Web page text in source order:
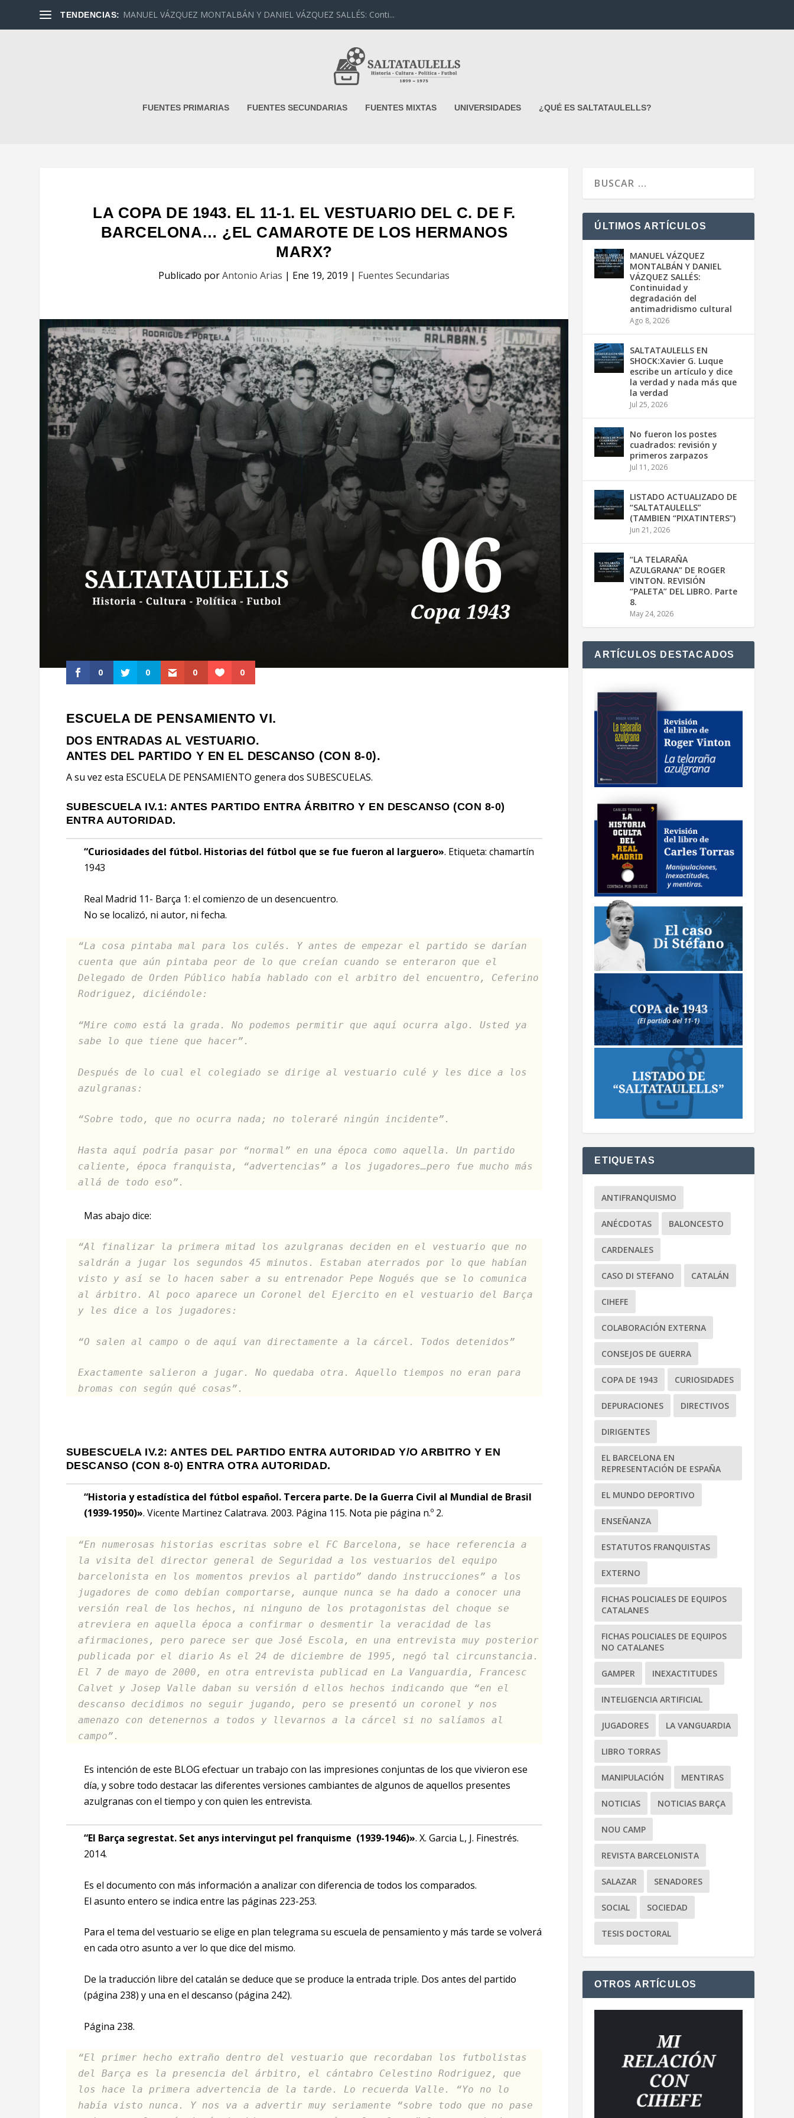
TENDENCIAS: MANUEL VÁZQUEZ MONTALBÁN Y DANIEL VÁZQUEZ SALLÉS: Conti...
FUENTES PRIMARIAS FUENTES SECUNDARIAS FUENTES MIXTAS UNIVERSIDADES ¿QUÉ ES SALTATAULELLS?
LA COPA DE 1943. EL 11-1. EL VESTUARIO DEL C. DE F.
BARCELONA… ¿EL CAMAROTE DE LOS HERMANOS
MARX?
Publicado porAntonio Arias | Ene 19, 2019 | Fuentes Secundarias
0 0 0 0
ESCUELA DE PENSAMIENTO VI.
DOS ENTRADAS AL VESTUARIO.
ANTES DEL PARTIDO Y EN EL DESCANSO (CON 8-0).
A su vez esta ESCUELA DE PENSAMIENTO genera dos SUBESCUELAS.
SUBESCUELA IV.1: ANTES PARTIDO ENTRA ÁRBITRO Y EN DESCANSO (CON 8-0)
ENTRA AUTORIDAD.
“Curiosidades del fútbol. Historias del fútbol que se fue fueron al larguero». Etiqueta: chamartín
1943
Real Madrid 11- Barça 1: el comienzo de un desencuentro.
No se localizó, ni autor, ni fecha.
“La cosa pintaba mal para los culés. Y antes de empezar el partido se darían
cuenta que aún pintaba peor de lo que creían cuando se enteraron que el
Delegado de Orden Público había hablado con el arbitro del encuentro, Ceferino
Rodriguez, diciéndole:
“Mire como está la grada. No podemos permitir que aquí ocurra algo. Usted ya
sabe lo que tiene que hacer”.
Después de lo cual el colegiado se dirige al vestuario culé y les dice a los
azulgranas:
“Sobre todo, que no ocurra nada; no toleraré ningún incidente”.
Hasta aquí podría pasar por “normal” en una época como aquella. Un partido
caliente, época franquista, “advertencias” a los jugadores…pero fue mucho más
allá de todo eso”.
Mas abajo dice:
“Al finalizar la primera mitad los azulgranas deciden en el vestuario que no
saldrán a jugar los segundos 45 minutos. Estaban aterrados por lo que habían
visto y así se lo hacen saber a su entrenador Pepe Nogués que se lo comunica
al árbitro. Al poco aparece un Coronel del Ejercito en el vestuario del Barça
y les dice a los jugadores:
“O salen al campo o de aquí van directamente a la cárcel. Todos detenidos”
Exactamente salieron a jugar. No quedaba otra. Aquello tiempos no eran para
bromas con según qué cosas”.
SUBESCUELA IV.2: ANTES DEL PARTIDO ENTRA AUTORIDAD Y/O ARBITRO Y EN
DESCANSO (CON 8-0) ENTRA OTRA AUTORIDAD.
“Historia y estadística del fútbol español. Tercera parte. De la Guerra Civil al Mundial de Brasil
(1939-1950)». Vicente Martinez Calatrava. 2003. Página 115. Nota pie página n.º 2.
“En numerosas historias escritas sobre el FC Barcelona, se hace referencia a
la visita del director general de Seguridad a los vestuarios del equipo
barcelonista en los momentos previos al partido” dando instrucciones” a los
jugadores de como debían comportarse, aunque nunca se ha dado a conocer una
versión real de los hechos, ni ninguno de los protagonistas del choque se
atreviera en aquella época a confirmar o desmentir la veracidad de las
afirmaciones, pero parece ser que José Escola, en una entrevista muy posterior
publicada por el diario As el 24 de diciembre de 1995, negó tal circunstancia.
El 7 de mayo de 2000, en otra entrevista publicad en La Vanguardia, Francesc
Calvet y Josep Valle daban su versión d ellos hechos indicando que “en el
descanso decidimos no seguir jugando, pero se presentó un coronel y nos
amenazo con detenernos a todos y llevarnos a la cárcel si no salíamos al
campo”.
Es intención de este BLOG efectuar un trabajo con las impresiones conjuntas de los que vivieron ese
día, y sobre todo destacar las diferentes versiones cambiantes de algunos de aquellos presentes
azulgranas con el tiempo y con quien les entrevista.
“El Barça segrestat. Set anys intervingut pel franquisme (1939-1946)». X. Garcia L, J. Finestrés.
2014.
Es el documento con más información a analizar con diferencia de todos los comparados.
El asunto entero se indica entre las páginas 223-253.
Para el tema del vestuario se elige en plan telegrama su escuela de pensamiento y más tarde se volverá
en cada otro asunto a ver lo que dice del mismo.
De la traducción libre del catalán se deduce que se produce la entrada triple. Dos antes del partido
(página 238) y una en el descanso (página 242).
Página 238.
“El primer hecho extraño dentro del vestuario que recordaban los futbolistas
del Barça es la presencia del árbitro, el cántabro Celestino Rodriguez, que
los hace la primera advertencia de la tarde. Lo recuerda Valle. “Yo no lo
había visto nunca. Y nos va a advertir muy seriamente “sobre todo que no pase
ÚLTIMOS ARTÍCULOS
MANUEL VÁZQUEZ
MONTALBÁN Y DANIEL
VÁZQUEZ SALLÉS:
Continuidad y
degradación del
antimadridismo cultural
Ago 8, 2026
SALTATAULELLS EN
SHOCK:Xavier G. Luque
escribe un artículo y dice
la verdad y nada más que
la verdad
Jul 25, 2026
No fueron los postes
cuadrados: revisión y
primeros zarpazos
Jul 11, 2026
LISTADO ACTUALIZADO DE
“SALTATAULELLS”
(TAMBIEN “PIXATINTERS”)
Jun 21, 2026
“LA TELARAÑA
AZULGRANA” DE ROGER
VINTON. REVISIÓN
“PALETA” DEL LIBRO. Parte
8.
May 24, 2026
ARTÍCULOS DESTACADOS
ETIQUETAS
ANTIFRANQUISMO
ANÉCDOTAS BALONCESTO
CARDENALES
CASO DI STEFANO CATALÁN
CIHEFE
COLABORACIÓN EXTERNA
CONSEJOS DE GUERRA
COPA DE 1943 CURIOSIDADES
DEPURACIONES DIRECTIVOS
DIRIGENTES
EL BARCELONA EN
REPRESENTACIÓN DE ESPAÑA
EL MUNDO DEPORTIVO
ENSEÑANZA
ESTATUTOS FRANQUISTAS
EXTERNO
FICHAS POLICIALES DE EQUIPOS
CATALANES
FICHAS POLICIALES DE EQUIPOS
NO CATALANES
GAMPER INEXACTITUDES
INTELIGENCIA ARTIFICIAL
JUGADORES LA VANGUARDIA
LIBRO TORRAS
MANIPULACIÓN MENTIRAS
NOTICIAS NOTICIAS BARÇA
NOU CAMP
REVISTA BARCELONISTA
SALAZAR SENADORES
SOCIAL SOCIEDAD
TESIS DOCTORAL
OTROS ARTÍCULOS